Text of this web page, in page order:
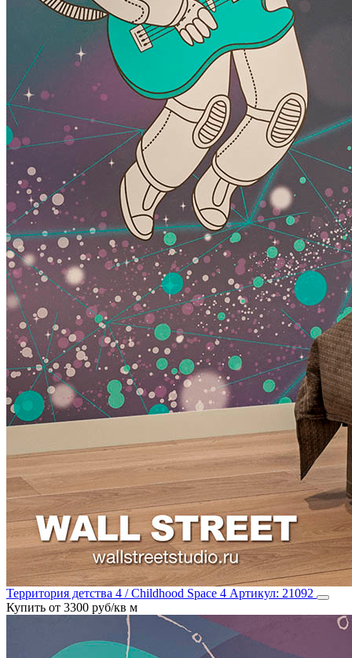
Территория детства 4 / Childhood Space 4 Артикул: 21092
Купить от 3300 руб/кв м